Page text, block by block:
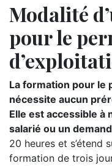
Modalité
pour le
La formation pour le
nécessite aucun
Elle est accessible à
salarié ou un
20 heures et s’étend
formation de trois